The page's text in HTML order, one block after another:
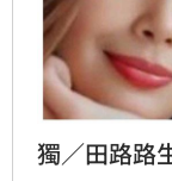
獨／田路路